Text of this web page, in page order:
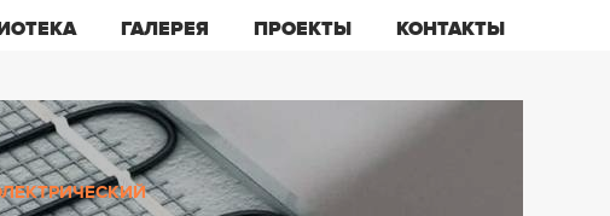
ГАЛЕРЕЯ ПРОЕКТЫ КОНТАКТЫ
ua